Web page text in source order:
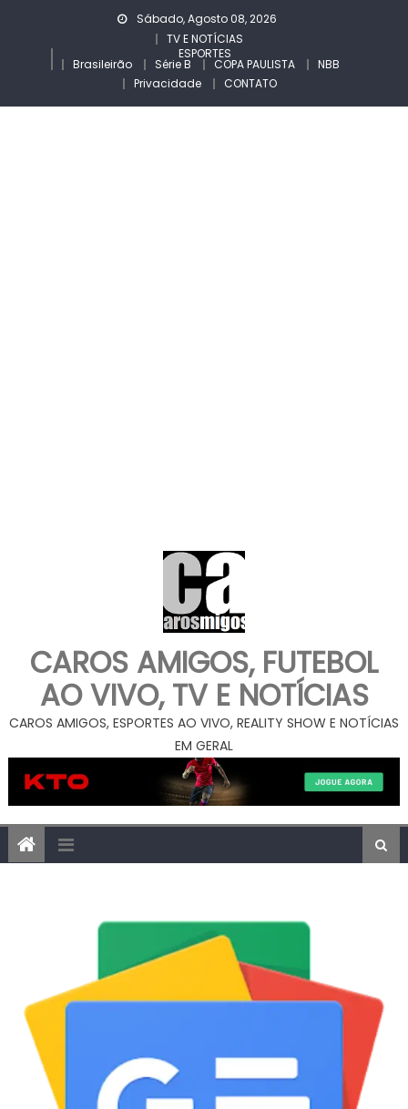
Sábado, Agosto 08, 2026
TV E NOTÍCIAS
ESPORTES
Brasileirão Série B COPA PAULISTA
NBB
Privacidade
CONTATO
CAROS AMIGOS, FUTEBOL
AO VIVO, TV E NOTÍCIAS
CAROS AMIGOS, ESPORTES AO VIVO, REALITY SHOW E NOTÍCIAS
EM GERAL